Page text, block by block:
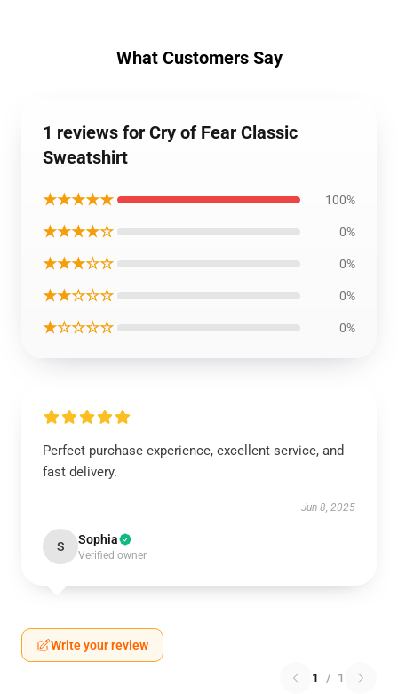
What Customers Say
1 reviews for Cry of Fear Classic
Sweatshirt
★★★★★ 100%
★★★★☆ 0%
★★★☆☆ 0%
★★☆☆☆ 0%
★☆☆☆☆ 0%
Perfect purchase experience, excellent service, and
fast delivery.
Jun 8, 2025
S Sophia
Verified owner
Write your review
1 / 1